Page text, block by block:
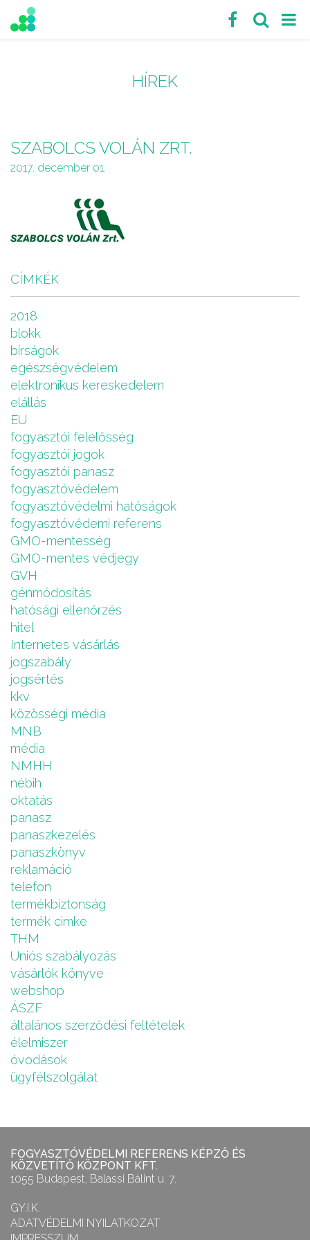
HÍREK
SZABOLCS VOLÁN ZRT.
2017. december 01.
CÍMKÉK
2018
blokk
bírságok
egészségvédelem
elektronikus kereskedelem
elállás
EU
fogyasztói felelősség
fogyasztói jogok
fogyasztói panasz
fogyasztóvédelem
fogyasztóvédelmi hatóságok
fogyasztóvédemi referens
GMO-mentesség
GMO-mentes védjegy
GVH
génmódosítás
hatósági ellenőrzés
hitel
Internetes vásárlás
jogszabály
jogsértés
kkv
közösségi média
MNB
média
NMHH
nébih
oktatás
panasz
panaszkezelés
panaszkönyv
reklamáció
telefon
termékbiztonság
termék cimke
THM
Uniós szabályozás
vásárlók könyve
webshop
ÁSZF
általános szerződési feltételek
élelmiszer
óvodások
ügyfélszolgálat
FOGYASZTÓVÉDELMI REFERENS KÉPZŐ ÉS
KÖZVETÍTŐ KÖZPONT KFT.
1055 Budapest, Balassi Bálint u. 7.
GY.I.K.
ADATVÉDELMI NYILATKOZAT